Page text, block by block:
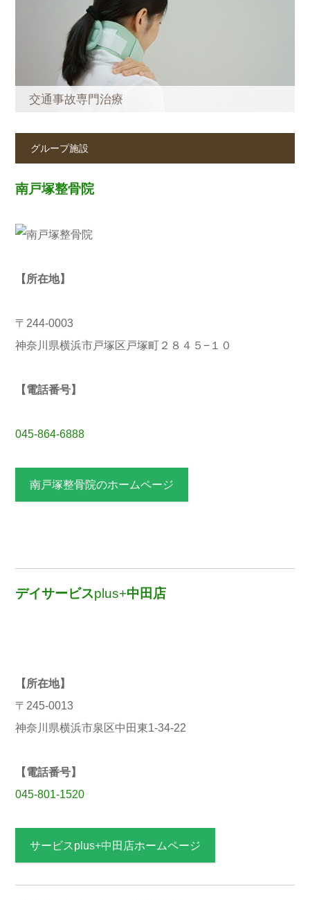
交通事故専門治療
グループ施設
南戸塚整骨院
【所在地】
〒244-0003
神奈川県横浜市戸塚区戸塚町２８４５−１０
【電話番号】
045-864-6888
南戸塚整骨院のホームページ
デイサービスplus+中田店
【所在地】
〒245-0013
神奈川県横浜市泉区中田東1-34-22
【電話番号】
045-801-1520
サービスplus+中田店ホームページ